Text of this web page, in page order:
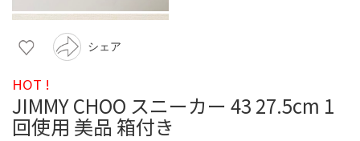
シェア
HOT !
JIMMY CHOO スニーカー 43 27.5cm 1
回使用 美品 箱付き